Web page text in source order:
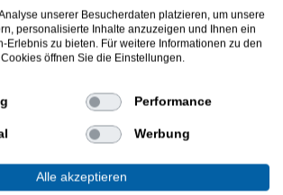
und Seeforelle ausgelegt. Die
sprechen das
dieser Raubfische direkt an. Damit
Palette an Raubfischarten nutzbar.
ich den Spinner führen?
10G ist ausdrücklich für niedrige
konzipiert. Das gibt dir die
tief und langsam zu führen - besonders
Gewässerzonen oder bei passiven
Mechanik bleibt auch bei
unserer Besucherdaten platzieren, um unsere
personalisierte Inhalte anzuzeigen und Ihnen ein
Erlebnis zu bieten. Für weitere Informationen zu den
öffnen Sie die Einstellungen.
Performance
Werbung
Alle akzeptieren